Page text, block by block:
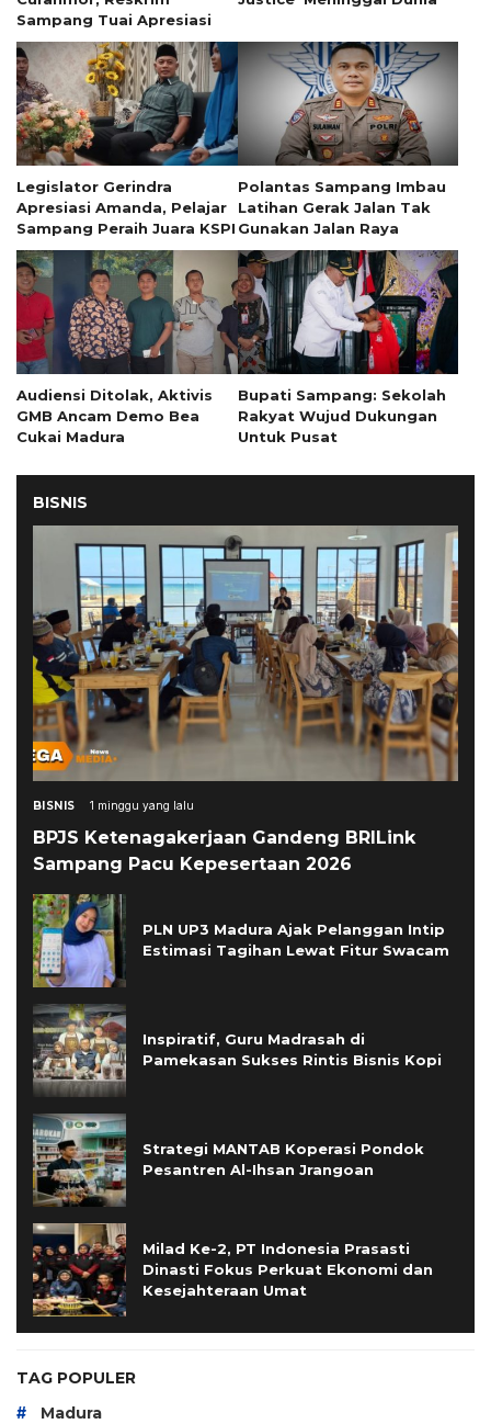
Sampang Tuai Apresiasi
Legislator Gerindra
Apresiasi Amanda, Pelajar
Sampang Peraih Juara KSPI
Polantas Sampang Imbau
Latihan Gerak Jalan Tak
Gunakan Jalan Raya
Audiensi Ditolak, Aktivis
GMB Ancam Demo Bea
Cukai Madura
Bupati Sampang: Sekolah
Rakyat Wujud Dukungan
Untuk Pusat
BISNIS
BISNIS 1 minggu yang lalu
BPJS Ketenagakerjaan Gandeng BRILink
Sampang Pacu Kepesertaan 2026
PLN UP3 Madura Ajak Pelanggan Intip
Estimasi Tagihan Lewat Fitur Swacam
Inspiratif, Guru Madrasah di
Pamekasan Sukses Rintis Bisnis Kopi
Strategi MANTAB Koperasi Pondok
Pesantren Al-Ihsan Jrangoan
Milad Ke-2, PT Indonesia Prasasti
Dinasti Fokus Perkuat Ekonomi dan
Kesejahteraan Umat
TAG POPULER
# Madura